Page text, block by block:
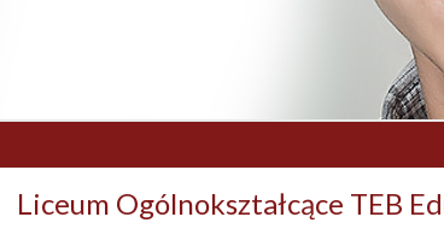
Liceum Ogólnokształcące TEB